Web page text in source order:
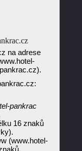
na adrese
pankrac
16 znaků
(www.hotel-